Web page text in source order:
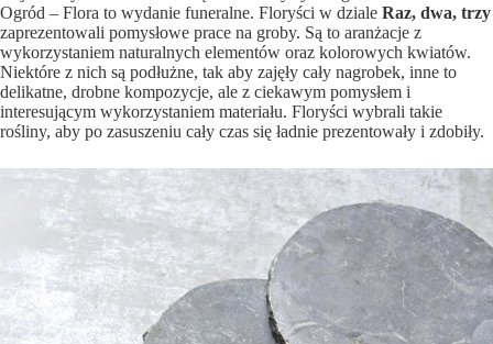
Ogród – Flora to wydanie funeralne. Floryści w dziale Raz, dwa, trzy
zaprezentowali pomysłowe prace na groby. Są to aranżacje z
wykorzystaniem naturalnych elementów oraz kolorowych kwiatów.
Niektóre z nich są podłużne, tak aby zajęły cały nagrobek, inne to
delikatne, drobne kompozycje, ale z ciekawym pomysłem i
interesującym wykorzystaniem materiału. Floryści wybrali takie
rośliny, aby po zasuszeniu cały czas się ładnie prezentowały i zdobiły.